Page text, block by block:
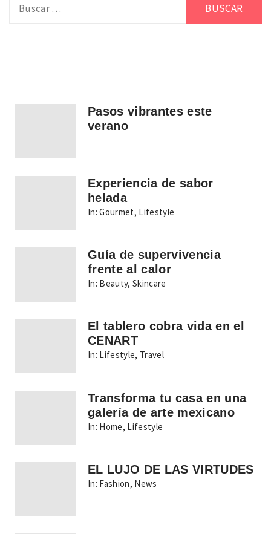
Pasos vibrantes este
verano
Experiencia de sabor
helada
In: Gourmet, Lifestyle
Guía de supervivencia
frente al calor
In: Beauty,Skincare
El tablero cobra vida en el
CENART
In: Lifestyle, Travel
Transforma tu casa en una
galería de arte mexicano
In: Home, Lifestyle
EL LUJO DE LAS VIRTUDES
In: Fashion, News